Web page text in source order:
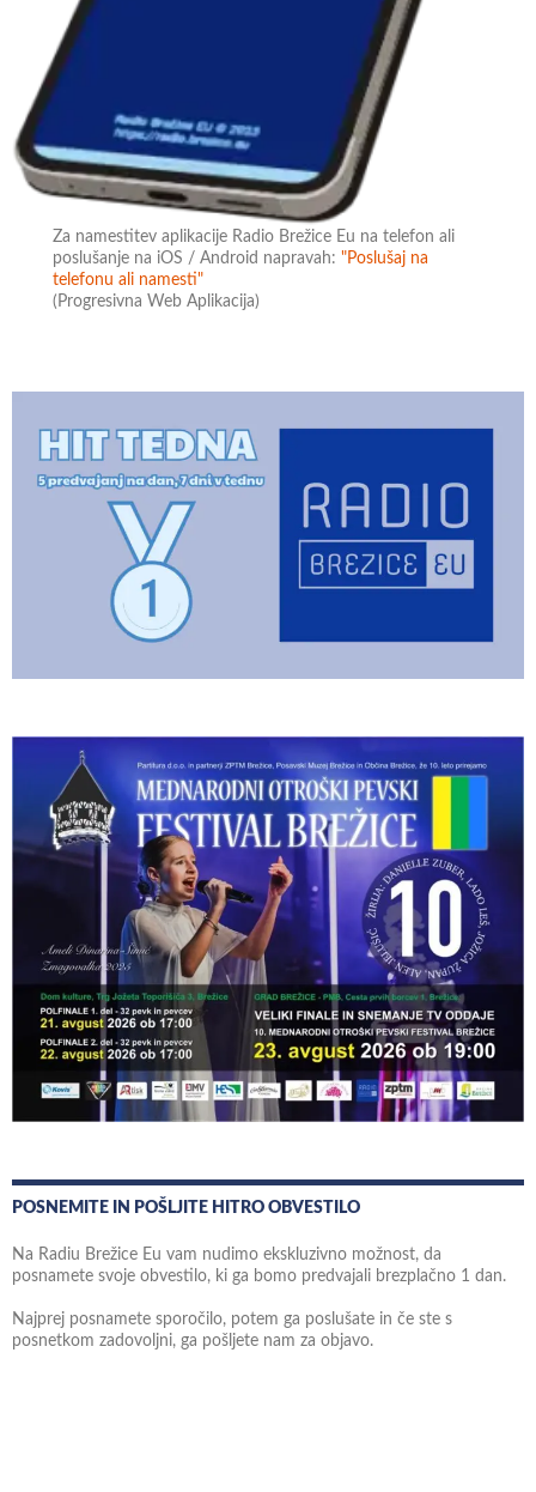
Za namestitev aplikacije Radio Brežice Eu na telefon ali
poslušanje na iOS / Android napravah:"Poslušaj na
telefonu ali namesti"
(Progresivna Web Aplikacija)
POSNEMITE IN POŠLJITE HITRO OBVESTILO
Na Radiu Brežice Eu vam nudimo ekskluzivno možnost, da
posnamete svoje obvestilo, ki ga bomo predvajali brezplačno 1 dan.
Najprej posnamete sporočilo, potem ga poslušate in če ste s
posnetkom zadovoljni, ga pošljete nam za objavo.